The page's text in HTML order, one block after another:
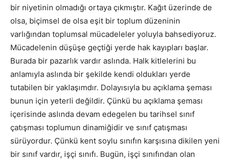
bir niyetinin olmadığı ortaya çıkmıştır. Kağıt üzerinde de
olsa, biçimsel de olsa eşit bir toplum düzeninin
varlığından toplumsal mücadeleler yoluyla bahsediyoruz.
Mücadelenin düşüşe geçtiği yerde hak kayıpları başlar.
Burada bir pazarlık vardır aslında. Halk kitlelerini bu
anlamıyla aslında bir şekilde kendi oldukları yerde
tutabilen bir yaklaşımdır. Dolayısıyla bu açıklama şeması
bunun için yeterli değildir. Çünkü bu açıklama şeması
içerisinde aslında devam edegelen bu tarihsel sınıf
çatışması toplumun dinamiğidir ve sınıf çatışması
sürüyordur. Çünkü kent soylu sınıfın karşısına dikilen yeni
bir sınıf vardır, işçi sınıfı. Bugün, işçi sınıfından olan